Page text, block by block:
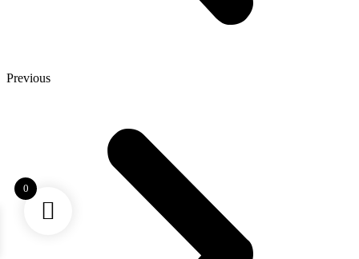
Previous
0